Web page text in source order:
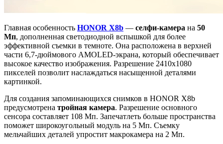
Главная особенность HONOR X8b — селфи-камера на 50
Мп, дополненная светодиодной вспышкой для более
эффективной съемки в темноте. Она расположена в верхней
части 6,7-дюймового AMOLED-экрана, который обеспечивает
высокое качество изображения. Разрешение 2410х1080
пикселей позволит наслаждаться насыщенной деталями
картинкой.
Для создания запоминающихся снимков в HONOR X8b
предусмотрена тройная камера. Разрешение основного
сенсора составляет 108 Мп. Запечатлеть больше пространства
поможет широкоугольный модуль на 5 Мп. Съемку
мельчайших деталей упростит макрокамера на 2 Мп.